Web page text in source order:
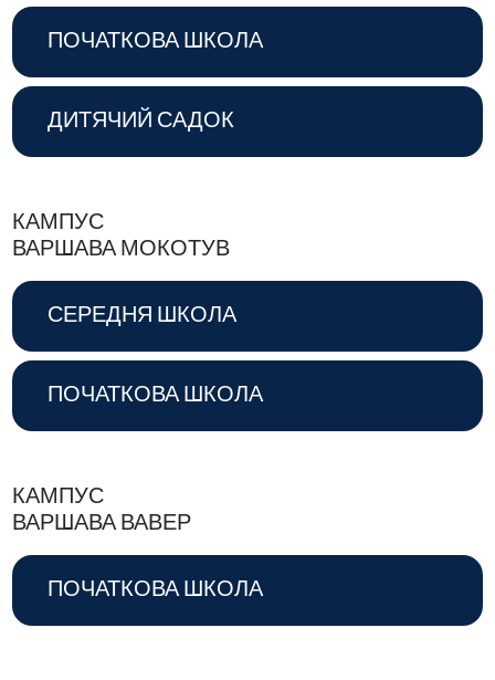
ПОЧАТКОВА ШКОЛА
ДИТЯЧИЙ САДОК
КАМПУС
ВАРШАВА МОКОТУВ
СЕРЕДНЯ ШКОЛА
ПОЧАТКОВА ШКОЛА
КАМПУС
ВАРШАВА ВАВЕР
ПОЧАТКОВА ШКОЛА